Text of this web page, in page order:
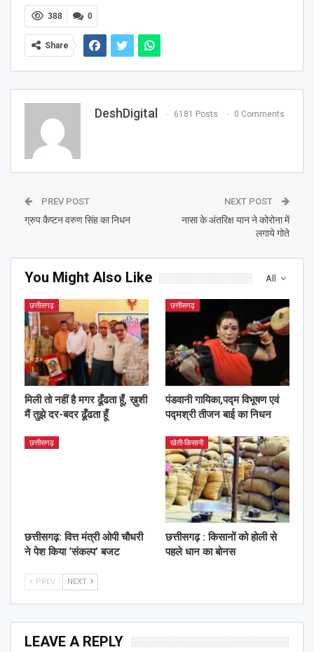
0
388
Share
DeshDigital 6181 Posts 0 Comments
PREV POST
ग्रुप कैप्टन वरुण सिंह का निधन
NEXT POST
नासा के अंतरिक्ष यान ने कोरोना में
लगाये गोते
All
You Might Also Like
छत्तीसगढ़
मिली तो नहीं है मगर ढूँढता हूँ, ख़ुशी
मैं तुझे दर-बदर ढूँढता हूँ
छत्तीसगढ़
पंडवानी गायिका,पद्म विभूषण एवं
पद्मश्री तीजन बाई का निधन
छत्तीसगढ़
छत्तीसगढ़: वित्त मंत्री ओपी चौधरी
ने पेश किया ‘संकल्प’ बजट
खेती-किसानी
छत्तीसगढ़ : किसानों को होली से
पहले धान का बोनस
PREV NEXT
LEAVE A REPLY